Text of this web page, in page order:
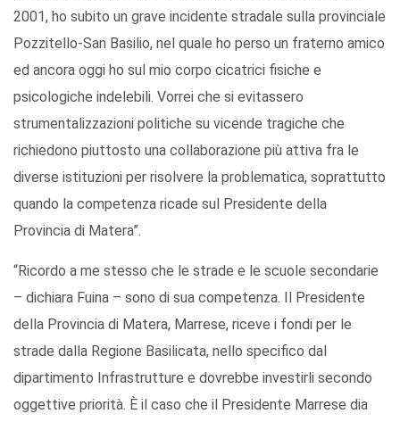
2001, ho subito un grave incidente stradale sulla provinciale
Pozzitello-San Basilio, nel quale ho perso un fraterno amico
ed ancora oggi ho sul mio corpo cicatrici fisiche e
psicologiche indelebili. Vorrei che si evitassero
strumentalizzazioni politiche su vicende tragiche che
richiedono piuttosto una collaborazione più attiva fra le
diverse istituzioni per risolvere la problematica, soprattutto
quando la competenza ricade sul Presidente della
Provincia di Matera”.
“Ricordo a me stesso che le strade e le scuole secondarie
– dichiara Fuina – sono di sua competenza. Il Presidente
della Provincia di Matera, Marrese, riceve i fondi per le
strade dalla Regione Basilicata, nello specifico dal
dipartimento Infrastrutture e dovrebbe investirli secondo
oggettive priorità. È il caso che il Presidente Marrese dia